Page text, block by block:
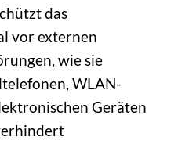
das
vor externen
wie sie
WLAN-
Geräten